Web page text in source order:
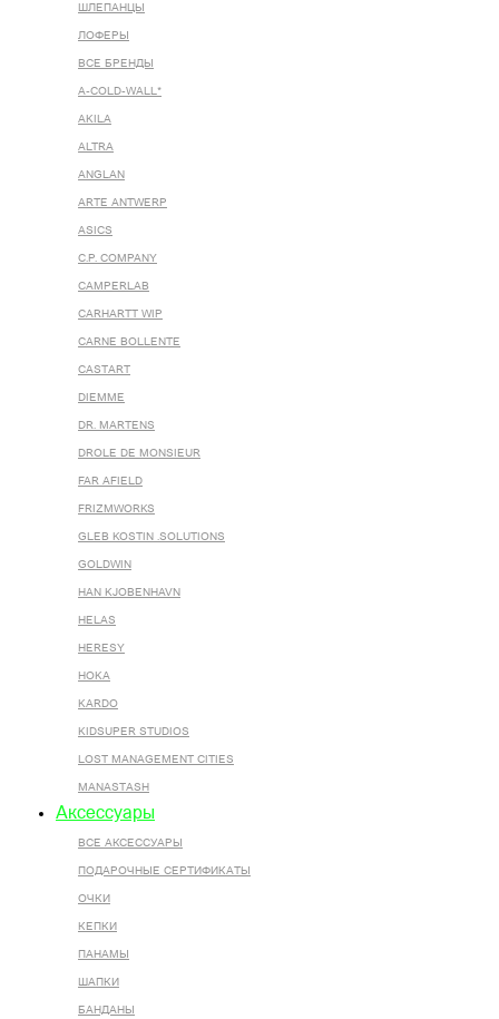
ШЛЕПАНЦЫ
ЛОФЕРЫ
ВСЕ БРЕНДЫ
A-COLD-WALL*
AKILA
ALTRA
ANGLAN
ARTE ANTWERP
ASICS
C.P. COMPANY
CAMPERLAB
CARHARTT WIP
CARNE BOLLENTE
CASTART
DIEMME
DR. MARTENS
DROLE DE MONSIEUR
FAR AFIELD
FRIZMWORKS
GLEB KOSTIN .SOLUTIONS
GOLDWIN
HAN KJOBENHAVN
HELAS
HERESY
HOKA
KARDO
KIDSUPER STUDIOS
LOST MANAGEMENT CITIES
MANASTASH
Аксессуары
ВСЕ AКСЕССУАРЫ
ПОДАРОЧНЫЕ СЕРТИФИКАТЫ
ОЧКИ
КЕПКИ
ПАНАМЫ
ШАПКИ
БАНДАНЫ